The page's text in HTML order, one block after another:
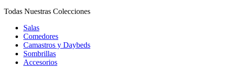
Todas Nuestras Colecciones
Salas
Comedores
Camastros y Daybeds
Sombrillas
Accesorios